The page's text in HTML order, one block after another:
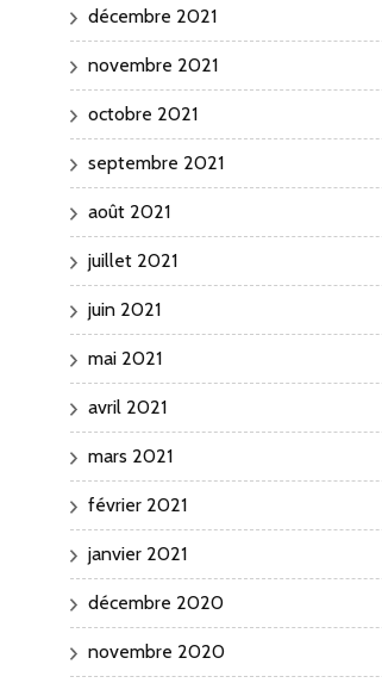
décembre 2021
novembre 2021
octobre 2021
septembre 2021
août 2021
juillet 2021
juin 2021
mai 2021
avril 2021
mars 2021
février 2021
janvier 2021
décembre 2020
novembre 2020